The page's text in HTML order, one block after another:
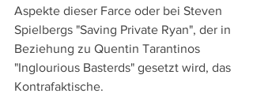
Aspekte dieser Farce oder bei Steven
Spielbergs "Saving Private Ryan", der in
Beziehung zu Quentin Tarantinos
"Inglourious Basterds" gesetzt wird, das
Kontrafaktische.